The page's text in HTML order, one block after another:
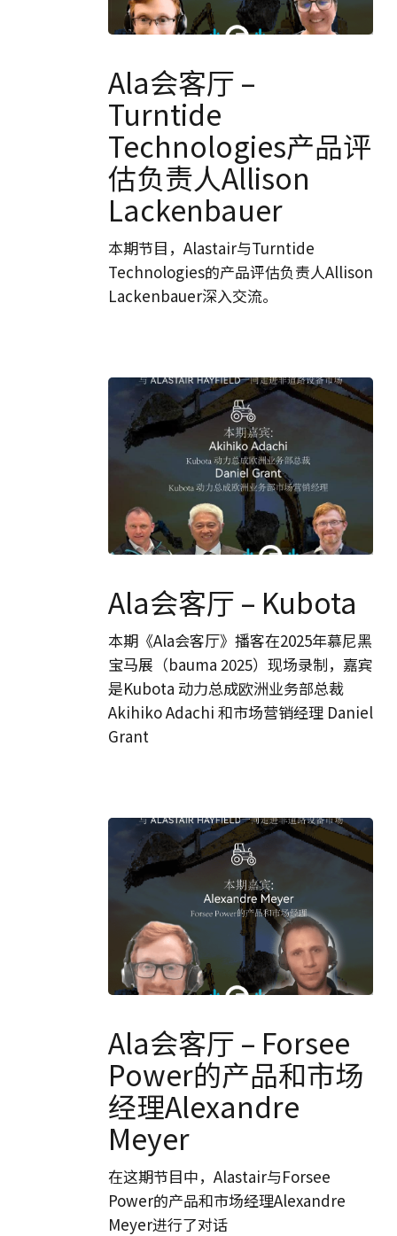
会
客
–
Turntide
Technologies
产
品
评
估
负
Allison
Lackenbauer
Ala会客厅 –
Turntide
Technologies产品评
估负责人Allison
Lackenbauer
本期节目，Alastair与Turntide
Technologies的产品评估负责人Allison
Lackenbauer深入交流。
会
客
厅
–
Kubota
Ala会客厅 – Kubota
本期《Ala会客厅》播客在2025年慕尼黑
宝马展（bauma 2025）现场录制，嘉宾
是Kubota 动力总成欧洲业务部总裁
Akihiko Adachi 和市场营销经理 Daniel
Grant
会
客
厅
–
Forsee
Power
的
产
品
Ala会客厅 – Forsee
Power的产品和市场
经理Alexandre
Meyer
在这期节目中，Alastair与Forsee
Power的产品和市场经理Alexandre
Meyer进行了对话